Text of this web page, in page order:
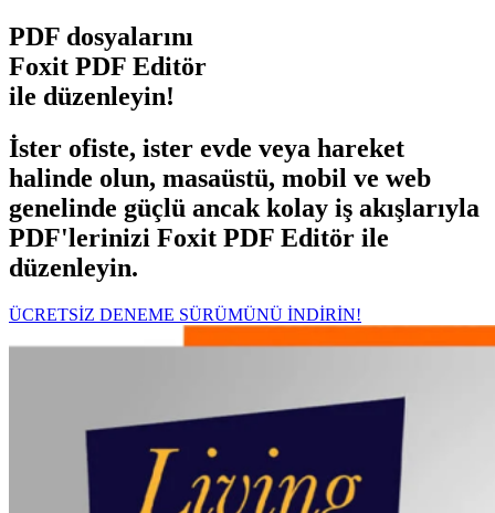
PDF dosyalarını
Foxit PDF Editör
ile düzenleyin!
İster ofiste, ister evde veya hareket
halinde olun, masaüstü, mobil ve web
genelinde güçlü ancak kolay iş akışlarıyla
PDF'lerinizi Foxit PDF Editör ile
düzenleyin.
ÜCRETSİZ DENEME SÜRÜMÜNÜ İNDİRİN!